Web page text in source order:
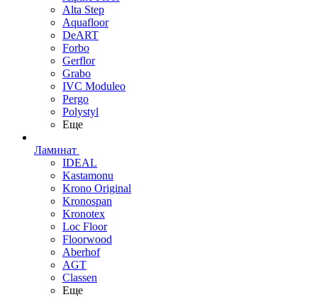
Alta Step
Aquafloor
DeART
Forbo
Gerflor
Grabo
IVC Moduleo
Pergo
Polystyl
Еще
Ламинат
IDEAL
Kastamonu
Krono Original
Kronospan
Kronotex
Loc Floor
Floorwood
Aberhof
AGT
Classen
Еще